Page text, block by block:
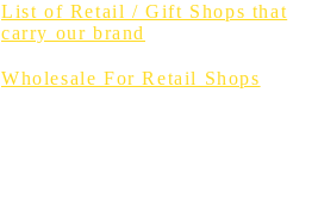
List of Retail / Gift Shops that
carry our brand
Wholesale For Retail Shops